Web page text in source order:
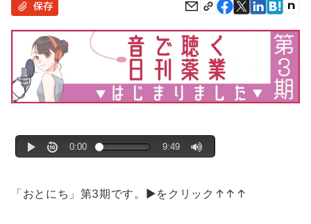
動
保存
「おとにち」第3期です。▶をクリック↑↑↑